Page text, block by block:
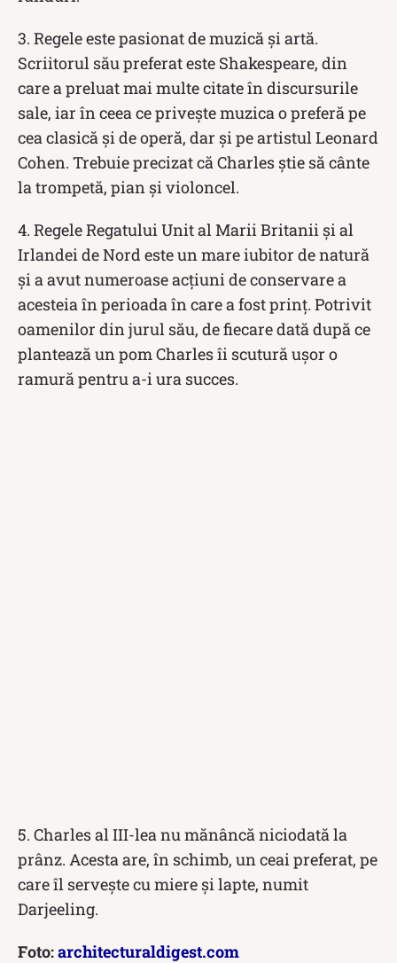
3. Regele este pasionat de muzică și artă.
Scriitorul său preferat este Shakespeare, din
care a preluat mai multe citate în discursurile
sale, iar în ceea ce privește muzica o preferă pe
cea clasică și de operă, dar și pe artistul Leonard
Cohen. Trebuie precizat că Charles știe să cânte
la trompetă, pian și violoncel.
4. Regele Regatului Unit al Marii Britanii și al
Irlandei de Nord este un mare iubitor de natură
și a avut numeroase acțiuni de conservare a
acesteia în perioada în care a fost prinț. Potrivit
oamenilor din jurul său, de fiecare dată după ce
plantează un pom Charles îi scutură ușor o
ramură pentru a-i ura succes.
5. Charles al III-lea nu mănâncă niciodată la
prânz. Acesta are, în schimb, un ceai preferat, pe
care îl servește cu miere și lapte, numit
Darjeeling.
Foto:architecturaldigest.com